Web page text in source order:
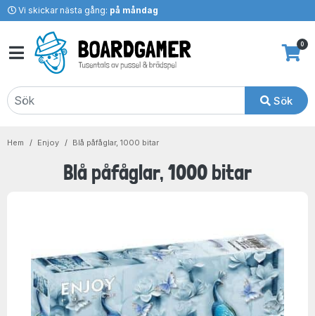
Vi skickar nästa gång: på måndag
Sök
0
Hem Enjoy Blå påfåglar, 1000 bitar
Blå påfåglar, 1000 bitar